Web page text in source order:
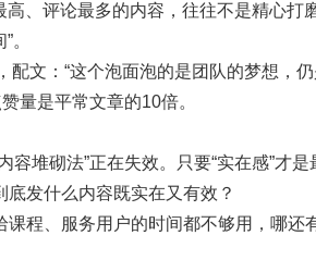
、评论最多的内容，往往不是精心打
。
文：“这个泡面泡的是团队的梦想，
量是平常文章的10倍。
堆砌法”正在失效。只要“实在感”才是
发什么内容既实在又有效？
程、服务用户的时间都不够用，哪还